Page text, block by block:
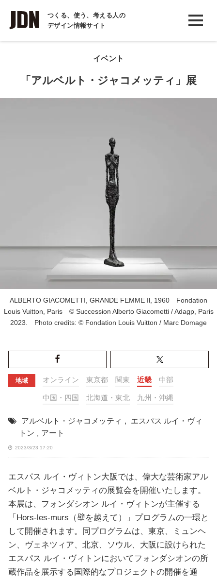
つくる、使う、考える人の
デザイン情報サイト
INTERVIEW
インタビュー
イベント
「アルベルト・ジャコメッティ」展
ALBERTO GIACOMETTI, GRANDE FEMME Il, 1960 Fondation
Louis Vuitton, Paris © Succession Alberto Giacometti / Adagp, Paris
2023. Photo credits: © Fondation Louis Vuitton / Marc Domage
地域 オンライン 東京都 関東 近畿 中部
中国・四国 北海道・東北 九州・沖縄
アルベルト・ジャコメッティ ,
エスパス ルイ・ヴィ
トン , アート
2023/3/23 17:20
エスパス ルイ・ヴィトン大阪では、偉大な芸術家アル
ベルト・ジャコメッティの展覧会を開催いたします。
本展は、フォンダシオン ルイ・ヴィトンが主催する
「Hors-les-murs（壁を越えて）」プログラムの一環と
して開催されます。同プログラムは、東京、ミュンヘ
ン、ヴェネツィア、北京、ソウル、大阪に設けられた
エスパス ルイ・ヴィトンにおいてフォンダシオンの所
蔵作品を展示する国際的なプロジェクトの開催を通